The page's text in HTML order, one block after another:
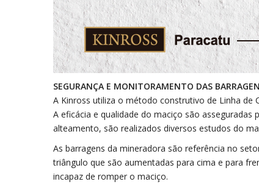
SEGURANÇA E MONITORAMENTO DAS
A Kinross utiliza o método construtivo de Linha
A eficácia e qualidade do maciço são
alteamento, são realizados diversos estudos do
As barragens da mineradora são referência no
triângulo que são aumentadas para cima e para
incapaz de romper o maciço.